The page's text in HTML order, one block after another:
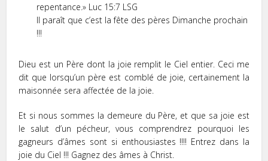
repentance.» Luc 15:7 LSG
Il paraît que c’est la fête des pères Dimanche prochain
!!!
Dieu est un Père dont la joie remplit le Ciel entier. Ceci me
dit que lorsqu’un père est comblé de joie, certainement la
maisonnée sera affectée de la joie.
Et si nous sommes la demeure du Père, et que sa joie est
le salut d’un pécheur, vous comprendrez pourquoi les
gagneurs d’âmes sont si enthousiastes !!!! Entrez dans la
joie du Ciel !!! Gagnez des âmes à Christ.